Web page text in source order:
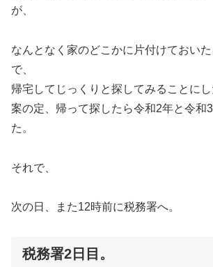
が、
なんとなく家のどこかに片付けておい
で、
帰宅してじっくりと探してみることにし
案の定、帰って探したら令和2年と令和
た。
それで、
次の日、また12時前に税務署へ。
税務署2日目。